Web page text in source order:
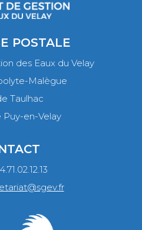
POSTALE
des Eaux du Velay
Malègue
Taulhac
Puy-en-Velay